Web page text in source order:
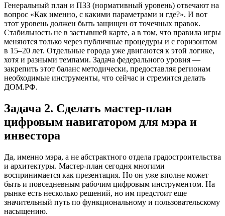
Генеральный план и ПЗЗ (нормативный уровень) отвечают на
вопрос «Как именно, с какими параметрами и где?». И вот
этот уровень должен быть защищен от точечных правок.
Стабильность не в застывшей карте, а в том, что правила игры
меняются только через публичные процедуры и с горизонтом
в 15–20 лет. Отдельные города уже двигаются к этой логике,
хотя и разными темпами. Задача федерального уровня —
закрепить этот баланс методически, предоставляя регионам
необходимые инструменты, что сейчас и стремится делать
ДОМ.РФ.
Задача 2. Сделать мастер-план
цифровым навигатором для мэра и
инвестора
Да, именно мэра, а не абстрактного отдела градостроительства
и архитектуры. Мастер-план сегодня многими
воспринимается как презентация. Но он уже вполне может
быть и повседневным рабочим цифровым инструментом. На
рынке есть несколько решений, но им предстоит еще
значительный путь по функциональному и пользовательскому
насыщению.